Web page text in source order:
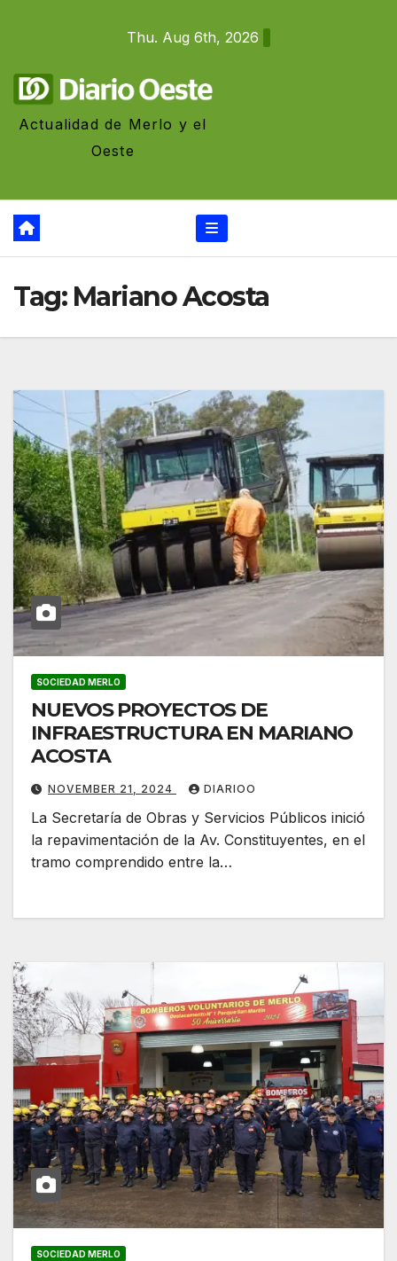
Thu. Aug 6th, 2026
Actualidad de Merlo y el
Oeste
Tag: Mariano Acosta
SOCIEDAD MERLO
NUEVOS PROYECTOS DE
INFRAESTRUCTURA EN MARIANO
ACOSTA
NOVEMBER 21, 2024 DIARIOO
La Secretaría de Obras y Servicios Públicos inició
la repavimentación de la Av. Constituyentes, en el
tramo comprendido entre la…
SOCIEDAD MERLO